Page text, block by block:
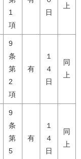
1
項
日
上
9
条
第
2
項
有
１
４
日
同
上
9
条
第
5
有
１
４
日
同
上